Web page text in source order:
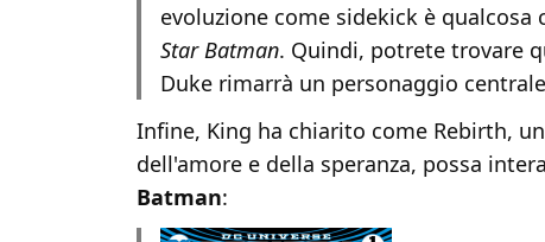
evoluzione come sidekick è
Star Batman. Quindi, potrete trovare
Duke rimarrà un personaggio
Infine, King ha chiarito come Rebirth,
dell'amore e della speranza, possa
Batman: